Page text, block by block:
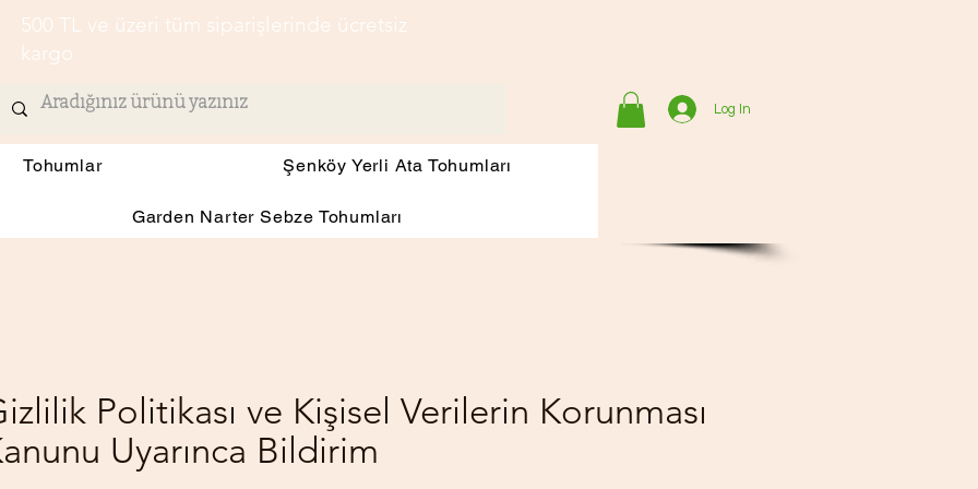
500 TL ve üzeri tüm siparişlerinde ücretsiz
kargo
Log In
Tohumlar Şenköy Yerli Ata Tohumları
Garden Narter Sebze Tohumları
Politikası ve Kişisel Verilerin Korunması
Uyarınca Bildirim